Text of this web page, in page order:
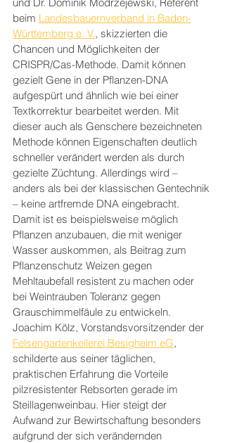
beim Landesbauernverband in Baden-
Württemberg e. V., skizzierten die
Chancen und Möglichkeiten der
CRISPR/Cas-Methode. Damit können
gezielt Gene in der Pflanzen-DNA
aufgespürt und ähnlich wie bei einer
Textkorrektur bearbeitet werden. Mit
dieser auch als Genschere bezeichneten
Methode können Eigenschaften deutlich
schneller verändert werden als durch
gezielte Züchtung. Allerdings wird –
anders als bei der klassischen Gentechnik
– keine artfremde DNA eingebracht.
Damit ist es beispielsweise möglich
Pflanzen anzubauen, die mit weniger
Wasser auskommen, als Beitrag zum
Pflanzenschutz Weizen gegen
Mehltaubefall resistent zu machen oder
bei Weintrauben Toleranz gegen
Grauschimmelfäule zu entwickeln.
Joachim Kölz, Vorstandsvorsitzender der
Felsengartenkellerei Besigheim eG,
schilderte aus seiner täglichen,
praktischen Erfahrung die Vorteile
pilzresistenter Rebsorten gerade im
Steillagenweinbau. Hier steigt der
Aufwand zur Bewirtschaftung besonders
aufgrund der sich verändernden